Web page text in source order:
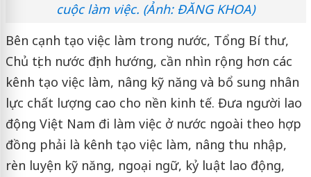
cuộc làm việc. (Ảnh: ĐĂNG KHOA)
Bên cạnh tạo việc làm trong nước, Tổng Bí thư,
Chủ tịch nước định hướng, cần nhìn rộng hơn các
kênh tạo việc làm, nâng kỹ năng và bổ sung nhân
lực chất lượng cao cho nền kinh tế. Đưa người lao
động Việt Nam đi làm việc ở nước ngoài theo hợp
đồng phải là kênh tạo việc làm, nâng thu nhập,
rèn luyện kỹ năng, ngoại ngữ, kỷ luật lao động,